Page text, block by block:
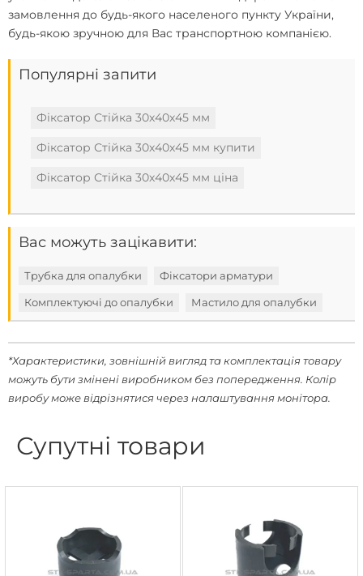
замовлення до будь-якого населеного пункту України,
будь-якою зручною для Вас транспортною компанією.
Популярні запити
Фіксатор Стійка 30х40х45 мм
Фіксатор Стійка 30х40х45 мм купити
Фіксатор Стійка 30х40х45 мм ціна
Вас можуть зацікавити:
Трубка для опалубки Фіксатори арматури
Комплектуючі до опалубки Мастило для опалубки
*Характеристики, зовнішній вигляд та комплектація товару
можуть бути змінені виробником без попередження. Колір
виробу може відрізнятися через налаштування монітора.
Супутні товари